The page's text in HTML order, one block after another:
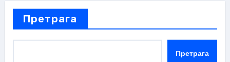
Претрага
Претрага